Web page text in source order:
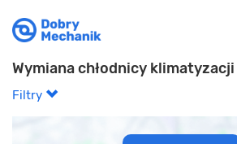
Wymiana chłodnicy
Filtry